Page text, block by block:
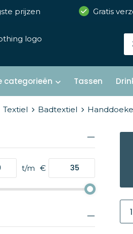
prijzen Gratis
categorieën Tassen
Textiel Badtextiel
t/m €
1